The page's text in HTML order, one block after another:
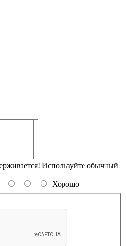
Используйте обычный
Хорошо